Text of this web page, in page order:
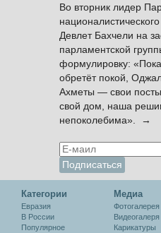
Во вторник лидер
Девлет Бахчели на
парламентской
формулировку:
обретёт покой,
Ахметы — свои
свой дом, наша
непоколебима». →
Категории
Евразия
В России
Популярное
Медиа
Фотогалерея
Видеогалеря
Карикатуры